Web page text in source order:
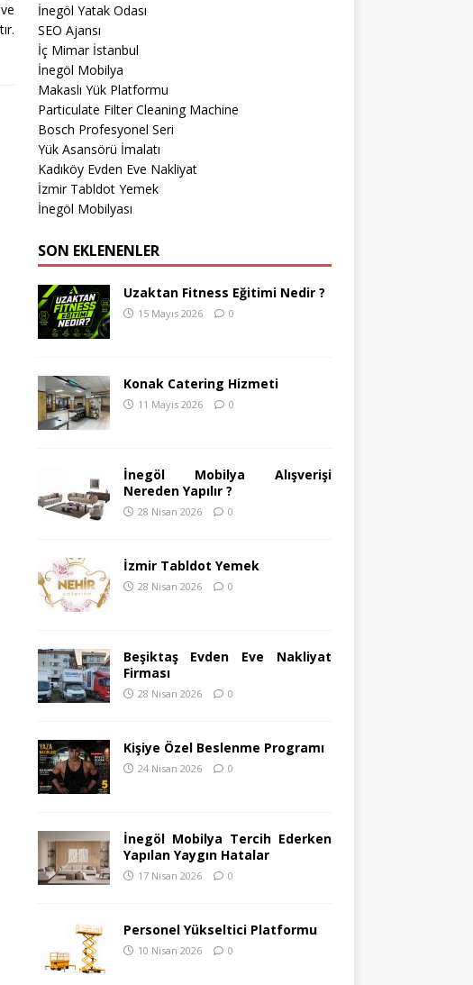
İnegöl Yatak Odası
SEO Ajansı
İç Mimar İstanbul
İnegöl Mobilya
Makaslı Yük Platformu
Particulate Filter Cleaning Machine
Bosch Profesyonel Seri
Yük Asansörü İmalatı
Kadıköy Evden Eve Nakliyat
İzmir Tabldot Yemek
İnegöl Mobilyası
SON EKLENENLER
Uzaktan Fitness Eğitimi Nedir ?
15 Mayıs 2026 0
Konak Catering Hizmeti
11 Mayıs 2026 0
İnegöl Mobilya Alışverişi
Nereden Yapılır ?
28 Nisan 2026 0
İzmir Tabldot Yemek
28 Nisan 2026 0
Beşiktaş Evden Eve Nakliyat
Firması
28 Nisan 2026 0
Kişiye Özel Beslenme Programı
24 Nisan 2026 0
İnegöl Mobilya Tercih Ederken
Yapılan Yaygın Hatalar
17 Nisan 2026 0
Personel Yükseltici Platformu
10 Nisan 2026 0